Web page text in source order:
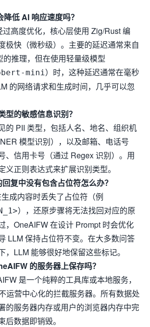
低 AI 响应速度吗？
过高度优化，核心层使用 Zig/Rust 编
极快（微秒级）。主要的延迟通常来自
的推理，但在使用轻量级模型
mini ）时，这种延迟通常在毫秒
的网络请求和生成时间，几乎可以忽
型的敏感信息识别？
的 PII 类型，包括人名、地名、组织机
模型识别），以及邮箱、电话号
、信用卡号（通过 Regex 识别）。用
义正则表达式来扩展识别类型。
复中没有包含占位符怎么办？
成内容时丢失了占位符（例
），还原步骤将无法找回对应的原
，OneAIFW 在设计 Prompt 时会优化
LLM 保持占位符不变。在大多数问答
，LLM 能够很好地保留这些标记。
的服务器上保存吗？
是一个纯粹的工具库或本地服务，
运营中心化的拦截服务器。所有数据处
的服务器内存或用户的浏览器内存中完
后数据即销毁。